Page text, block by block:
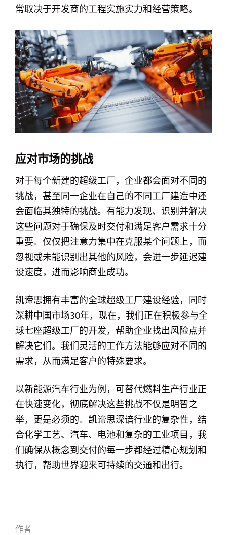
常取决于开发商的工程实施实力和经营策略。
应对市场的挑战
对于每个新建的超级工厂，企业都会面对不同的
挑战，甚至同一企业在自己的不同工厂建造中还
会面临其独特的挑战。有能力发现、识别并解决
这些问题对于确保及时交付和满足客户需求十分
重要。仅仅把注意力集中在克服某个问题上，而
忽视或未能识别出其他的风险，会进一步延迟建
设速度，进而影响商业成功。
凯谛思拥有丰富的全球超级工厂建设经验，同时
深耕中国市场30年，现在，我们正在积极参与全
球七座超级工厂的开发，帮助企业找出风险点并
解决它们。我们灵活的工作方法能够应对不同的
需求，从而满足客户的特殊要求。
以新能源汽车行业为例，可替代燃料生产行业正
在快速变化，彻底解决这些挑战不仅是明智之
举，更是必须的。凯谛思深谙行业的复杂性，结
合化学工艺、汽车、电池和复杂的工业项目，我
们确保从概念到交付的每一步都经过精心规划和
执行，帮助世界迎来可持续的交通和出行。
作者